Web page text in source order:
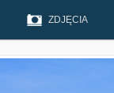
ZDJĘCIA